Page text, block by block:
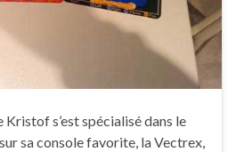
s’est spécialisé dans le
sa console favorite, la Vectrex,